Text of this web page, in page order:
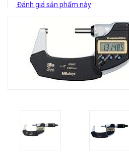
Đánh giá sản phẩm này